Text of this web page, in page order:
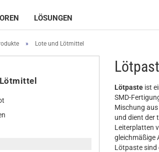
LÖSUNGEN
» Lote und Lötmittel
Lötpaste ist
SMD-
Mischung
und dient der
Leiterplatten
gleichmäßige
Lötpaste sind